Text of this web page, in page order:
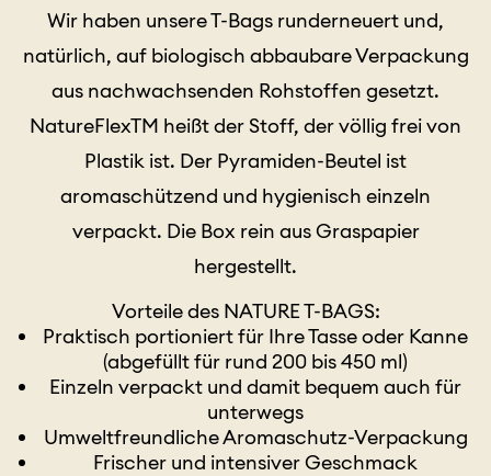
Wir haben unsere T-Bags runderneuert und,
natürlich, auf biologisch abbaubare Verpackung
aus nachwachsenden Rohstoffen gesetzt.
NatureFlexTM heißt der Stoff, der völlig frei von
Plastik ist. Der Pyramiden-Beutel ist
aromaschützend und hygienisch einzeln
verpackt. Die Box rein aus Graspapier
hergestellt.
Vorteile des NATURE T-BAGS:
Praktisch portioniert für Ihre Tasse oder Kanne
(abgefüllt für rund 200 bis 450 ml)
Einzeln verpackt und damit bequem auch für
unterwegs
Umweltfreundliche Aromaschutz-Verpackung
Frischer und intensiver Geschmack